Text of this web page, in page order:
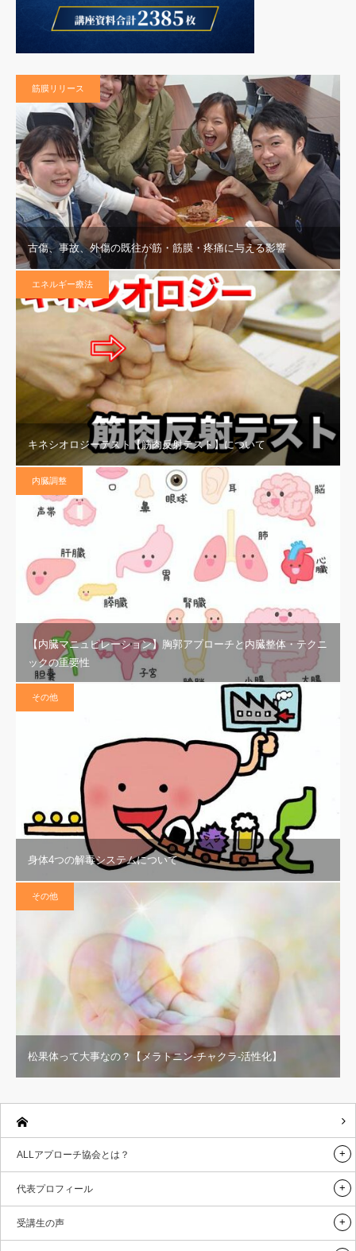
筋膜リリース
古傷、事故、外傷の既往が筋・筋膜・疼痛に与える影響
エネルギー療法
キネシオロジーテスト【筋肉反射テスト】について
内臓調整
【内臓マニュピレーション】胸郭アプローチと内臓整体・テクニ
ックの重要性
その他
身体4つの解毒システムについて
その他
松果体って大事なの？【メラトニン‐チャクラ‐活性化】
ALLアプローチ協会とは？
代表プロフィール
受講生の声